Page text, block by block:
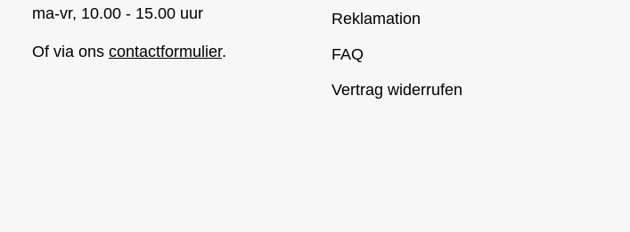
ma-vr, 10.00 - 15.00 uur
Of via ons contactformulier.
Reklamation
FAQ
Vertrag widerrufen